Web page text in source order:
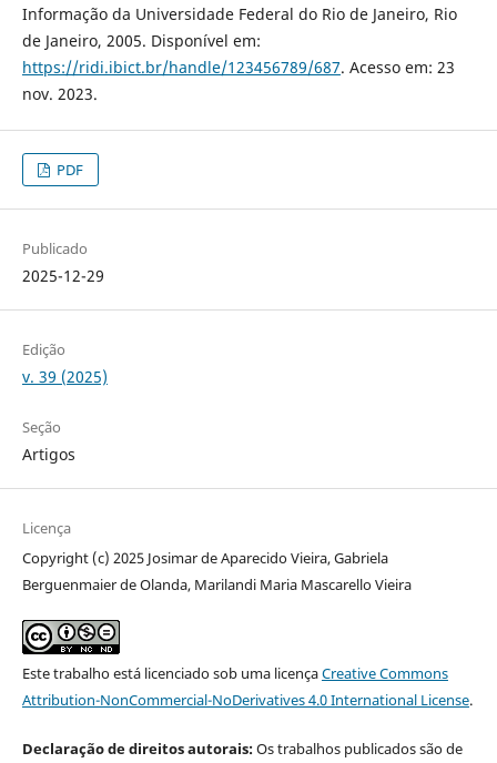
Informação da Universidade Federal do Rio de Janeiro, Rio
de Janeiro, 2005. Disponível em:
https://ridi.ibict.br/handle/123456789/687. Acesso em: 23
nov. 2023.
PDF
Publicado
2025-12-29
Edição
v. 39 (2025)
Seção
Artigos
Licença
Copyright (c) 2025 Josimar de Aparecido Vieira, Gabriela
Berguenmaier de Olanda, Marilandi Maria Mascarello Vieira
Este trabalho está licenciado sob uma licençaCreative Commons
Attribution-NonCommercial-NoDerivatives 4.0 International License.
Declaração de direitos autorais:Os trabalhos publicados são de